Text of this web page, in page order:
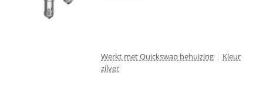
Werkt met Quickswap behuizing | Kleur
zilver